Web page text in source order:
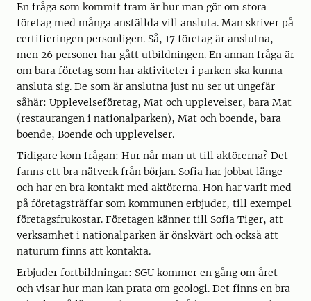
En fråga som kommit fram är hur man gör om stora
företag med många anställda vill ansluta. Man skriver på
certifieringen personligen. Så, 17 företag är anslutna,
men 26 personer har gått utbildningen. En annan fråga är
om bara företag som har aktiviteter i parken ska kunna
ansluta sig. De som är anslutna just nu ser ut ungefär
såhär: Upplevelseföretag, Mat och upplevelser, bara Mat
(restaurangen i nationalparken), Mat och boende, bara
boende, Boende och upplevelser.
Tidigare kom frågan: Hur når man ut till aktörerna? Det
fanns ett bra nätverk från början. Sofia har jobbat länge
och har en bra kontakt med aktörerna. Hon har varit med
på företagsträffar som kommunen erbjuder, till exempel
företagsfrukostar. Företagen känner till Sofia Tiger, att
verksamhet i nationalparken är önskvärt och också att
naturum finns att kontakta.
Erbjuder fortbildningar: SGU kommer en gång om året
och visar hur man kan prata om geologi. Det finns en bra